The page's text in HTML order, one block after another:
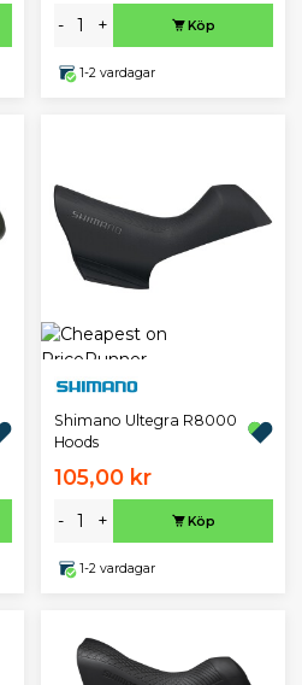
- + Köp
1-2 vardagar
Shimano Ultegra R8000
Hoods
105,00 kr
- + Köp
1-2 vardagar